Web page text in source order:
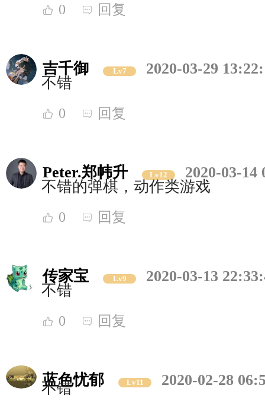
0 回复
吉千御 Lv7
2020-03-29
不错
0 回复
Peter.郑帏升 Lv12
2020-03-14
不错的弹棋，动作类游戏
0 回复
传家宝 Lv9
2020-03-13
不错
0 回复
蓝色忧郁 Lv11 2020-02-28
不错